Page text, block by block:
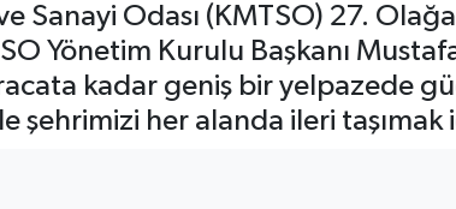
Sanayi Odası (KMTSO) 27.
Yönetim Kurulu Başkanı
kadar geniş bir yelpazede
her alanda ileri taşımak